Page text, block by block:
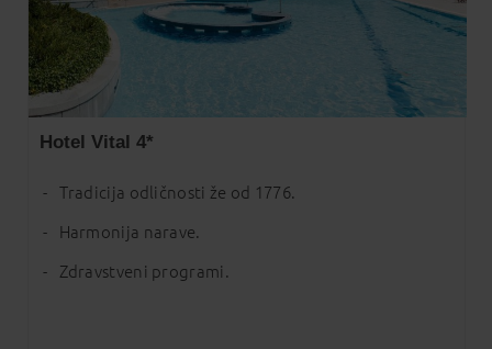
Hotel Vital 4*
Tradicija odličnosti že od 1776.
Harmonija narave.
Zdravstveni programi.